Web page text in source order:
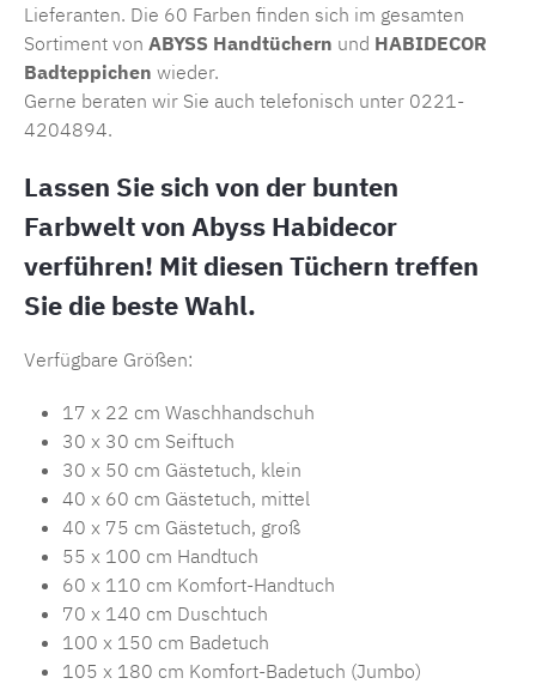
Lieferanten. Die 60 Farben finden sich im gesamten
Sortiment von ABYSS Handtüchern und HABIDECOR
Badteppichen wieder.
Gerne beraten wir Sie auch telefonisch unter 0221-
4204894.
Lassen Sie sich von der bunten
Farbwelt von Abyss Habidecor
verführen! Mit diesen Tüchern treffen
Sie die beste Wahl.
Verfügbare Größen:
17 x 22 cm Waschhandschuh
30 x 30 cm Seiftuch
30 x 50 cm Gästetuch, klein
40 x 60 cm Gästetuch, mittel
40 x 75 cm Gästetuch, groß
55 x 100 cm Handtuch
60 x 110 cm Komfort-Handtuch
70 x 140 cm Duschtuch
100 x 150 cm Badetuch
105 x 180 cm Komfort-Badetuch (Jumbo)